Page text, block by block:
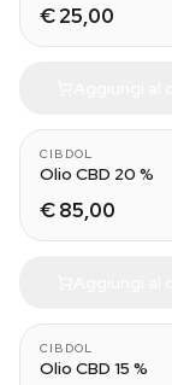
€ 25,00
CIBDOL
Olio CBD 20 %
€ 85,00
CIBDOL
Olio CBD 15 %